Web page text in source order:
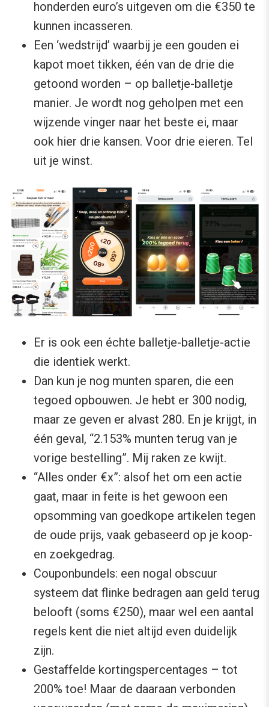
honderden euro’s uitgeven om die €350 te
kunnen incasseren.
Een ‘wedstrijd’ waarbij je een gouden ei
kapot moet tikken, één van de drie die
getoond worden – op balletje-balletje
manier. Je wordt nog geholpen met een
wijzende vinger naar het beste ei, maar
ook hier drie kansen. Voor drie eieren. Tel
uit je winst.
Er is ook een échte balletje-balletje-actie
die identiek werkt.
Dan kun je nog munten sparen, die een
tegoed opbouwen. Je hebt er 300 nodig,
maar ze geven er alvast 280. En je krijgt, in
één geval, “2.153% munten terug van je
vorige bestelling”. Mij raken ze kwijt.
“Alles onder €x”: alsof het om een actie
gaat, maar in feite is het gewoon een
opsomming van goedkope artikelen tegen
de oude prijs, vaak gebaseerd op je koop-
en zoekgedrag.
Couponbundels: een nogal obscuur
systeem dat flinke bedragen aan geld terug
belooft (soms €250), maar wel een aantal
regels kent die niet altijd even duidelijk
zijn.
Gestaffelde kortingspercentages – tot
200% toe! Maar de daaraan verbonden